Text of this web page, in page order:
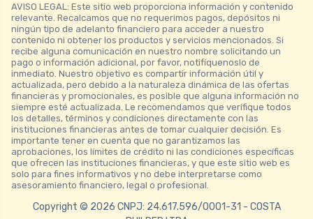
AVISO LEGAL: Este sitio web proporciona información y contenido
relevante. Recalcamos que no requerimos pagos, depósitos ni
ningún tipo de adelanto financiero para acceder a nuestro
contenido ni obtener los productos y servicios mencionados. Si
recibe alguna comunicación en nuestro nombre solicitando un
pago o información adicional, por favor, notifíquenoslo de
inmediato. Nuestro objetivo es compartir información útil y
actualizada, pero debido a la naturaleza dinámica de las ofertas
financieras y promocionales, es posible que alguna información no
siempre esté actualizada. Le recomendamos que verifique todos
los detalles, términos y condiciones directamente con las
instituciones financieras antes de tomar cualquier decisión. Es
importante tener en cuenta que no garantizamos las
aprobaciones, los límites de crédito ni las condiciones específicas
que ofrecen las instituciones financieras, y que este sitio web es
solo para fines informativos y no debe interpretarse como
asesoramiento financiero, legal o profesional.
Copyright © 2026 CNPJ: 24.617.596/0001-31 - COSTA